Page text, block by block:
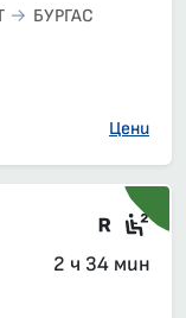
БУРГАС
Цени
Влак
2 ч 34 мин